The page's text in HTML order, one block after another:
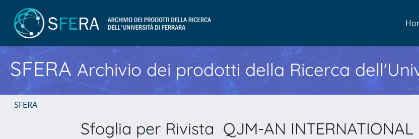
SFERA Archivio dei prodotti della Ricerca
SFERA
Sfoglia per Rivista QJM-AN INTERNATIONAL